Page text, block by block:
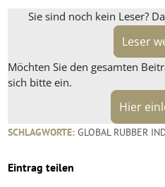
Sie sind noch kein Leser?
Leser
Möchten Sie den gesamten
sich bitte ein.
Hier
SCHLAGWORTE: GLOBAL RUBBER
Eintrag teilen